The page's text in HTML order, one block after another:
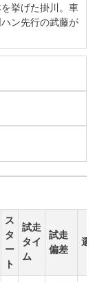
挙げた掛川。車
ン先行の武藤が
ス
タ
ー
ト
試走
タイ
ム
試走
偏差
選